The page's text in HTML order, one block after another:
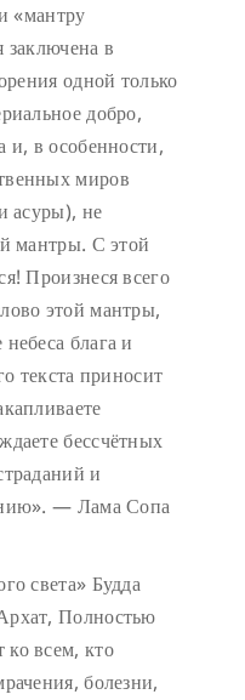
«мантру
заключена в
одной только
добро,
и, в особенности,
миров
асуры), не
мантры. С этой
Произнеся всего
этой мантры,
блага и
текста приносит
бессчётных
и
— Лама Сопа
света» Будда
Полностью
всем, кто
болезни,